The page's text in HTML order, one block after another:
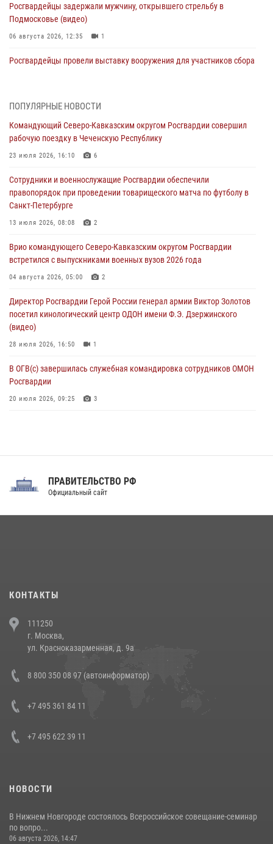
Росгвардейцы задержали мужчину, открывшего стрельбу в
Подмосковье (видео)
06 августа 2026, 12:35 1
Росгвардейцы провели выставку вооружения для участников сбора
второй годовщине вторжения ВСУ на территорию области
06 августа 2026, 11:56
угрожавшего подростку травматическим пистолетом
06 августа 2026, 11:33 1
В Зауралье при содействии СОБР Росгвардии ликвидирована
06 августа 2026, 11:27
В Москве росгвардейцы задержали троих мужчин, устроивших
06 августа 2026, 11:20 1
ПОПУЛЯРНЫЕ НОВОСТИ
Командующий Северо-Кавказским округом Росгвардии совершил
рабочую поездку в Чеченскую Республику
23 июля 2026, 16:10 6
Сотрудники и военнослужащие Росгвардии обеспечили
правопорядок при проведении товарищеского матча по футболу в
Санкт-Петербурге
13 июля 2026, 08:08 2
Врио командующего Северо-Кавказским округом Росгвардии
встретился с выпускниками военных вузов 2026 года
04 августа 2026, 05:00 2
Директор Росгвардии Герой России генерал армии Виктор Золотов
посетил кинологический центр ОДОН имени Ф.Э. Дзержинского
(видео)
28 июля 2026, 16:50 1
В ОГВ(с) завершилась служебная командировка сотрудников ОМОН
Росгвардии
20 июля 2026, 09:25 3
Праздник «Один день с Росгвардией» к 105-летию Центрального
напавших на бригаду скорой помощи (видео)
14 июля 2026, 12:20
В Росгвардии прошла военно-научная конференция по обобщению
боевого опыта
ПРАВИТЕЛЬСТВО РФ
Официальный сайт
КОНТАКТЫ
111250
г. Москва,
ул. Красноказарменная, д. 9а
8 800 350 08 97 (автоинформатор)
+7 495 361 84 11
+7 495 622 39 11
НОВОСТИ
В Нижнем Новгороде состоялось Всероссийское совещание-семинар
по вопро...
06 августа 2026, 14:47